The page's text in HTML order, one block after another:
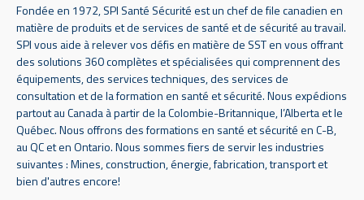
Fondée en 1972, SPI Santé Sécurité est un chef de file canadien en
matière de produits et de services de santé et de sécurité au travail.
SPI vous aide à relever vos défis en matière de SST en vous offrant
des solutions 360 complètes et spécialisées qui comprennent des
équipements, des services techniques, des services de
consultation et de la formation en santé et sécurité. Nous expédions
partout au Canada à partir de la Colombie-Britannique, l’Alberta et le
Québec. Nous offrons des formations en santé et sécurité en C-B,
au QC et en Ontario. Nous sommes fiers de servir les industries
suivantes : Mines, construction, énergie, fabrication, transport et
bien d'autres encore!